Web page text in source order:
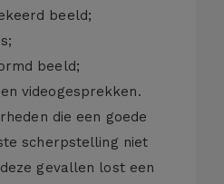
beeld;
beeld;
videogesprekken.
die een goede
scherpstelling niet
gevallen lost een